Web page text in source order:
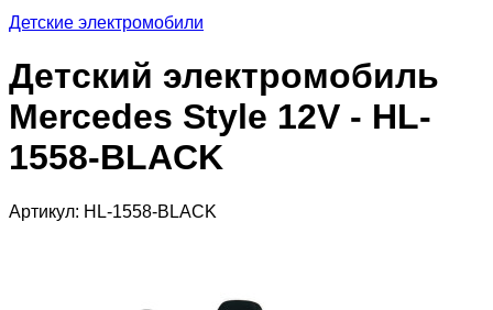
Детские электромобили
Детский электромобиль
Mercedes Style 12V - HL-
1558-BLACK
Артикул: HL-1558-BLACK